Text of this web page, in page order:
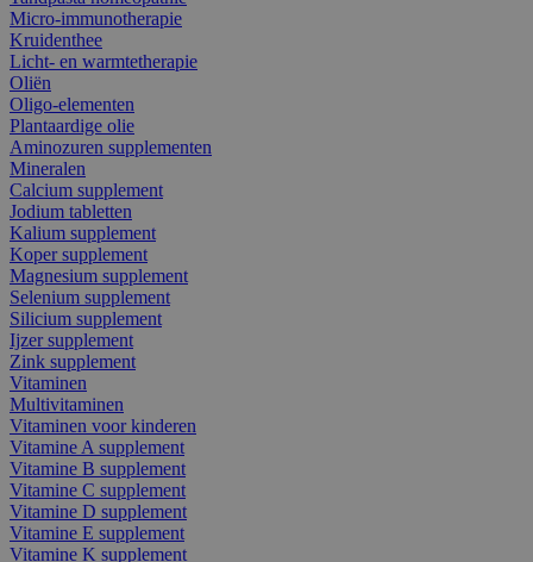
Micro-immunotherapie
Kruidenthee
Licht- en warmtetherapie
Oliën
Oligo-elementen
Plantaardige olie
Aminozuren supplementen
Mineralen
Calcium supplement
Jodium tabletten
Kalium supplement
Koper supplement
Magnesium supplement
Selenium supplement
Silicium supplement
Ijzer supplement
Zink supplement
Vitaminen
Multivitaminen
Vitaminen voor kinderen
Vitamine A supplement
Vitamine B supplement
Vitamine C supplement
Vitamine D supplement
Vitamine E supplement
Vitamine K supplement